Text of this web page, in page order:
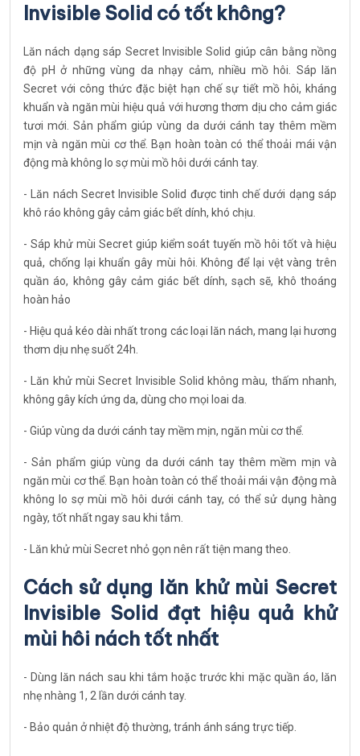
Invisible Solid có tốt không?
Lăn nách dạng sáp Secret Invisible Solid giúp cân bằng nồng
độ pH ở những vùng da nhạy cảm, nhiều mồ hôi. Sáp lăn
Secret với công thức đặc biệt hạn chế sự tiết mồ hôi, kháng
khuẩn và ngăn mùi hiệu quả với hương thơm dịu cho cảm giác
tươi mới. Sản phẩm giúp vùng da dưới cánh tay thêm mềm
mịn và ngăn mùi cơ thể. Bạn hoàn toàn có thể thoải mái vận
động mà không lo sợ mùi mồ hôi dưới cánh tay.
- Lăn nách Secret Invisible Solid được tinh chế dưới dạng sáp
khô ráo không gây cảm giác bết dính, khó chịu.
- Sáp khử mùi Secret giúp kiểm soát tuyến mồ hôi tốt và hiệu
quả, chống lại khuẩn gây mùi hôi. Không để lại vệt vàng trên
quần áo, không gây cảm giác bết dính, sạch sẽ, khô thoáng
hoàn hảo
- Hiệu quả kéo dài nhất trong các loại lăn nách, mang lại hương
thơm dịu nhẹ suốt 24h.
- Lăn khử mùi Secret Invisible Solid không màu, thấm nhanh,
không gây kích ứng da, dùng cho mọi loai da.
- Giúp vùng da dưới cánh tay mềm mịn, ngăn mùi cơ thể.
- Sản phẩm giúp vùng da dưới cánh tay thêm mềm mịn và
ngăn mùi cơ thể. Bạn hoàn toàn có thể thoải mái vận động mà
không lo sợ mùi mồ hôi dưới cánh tay, có thể sử dụng hàng
ngày, tốt nhất ngay sau khi tắm.
- Lăn khử mùi Secret nhỏ gọn nên rất tiện mang theo.
Cách sử dụng lăn khử mùi Secret
Invisible Solid đạt hiệu quả khử
mùi hôi nách tốt nhất
- Dùng lăn nách sau khi tắm hoặc trước khi mặc quần áo, lăn
nhẹ nhàng 1, 2 lần dưới cánh tay.
- Bảo quản ở nhiệt độ thường, tránh ánh sáng trực tiếp.